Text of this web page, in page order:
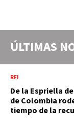
ÚLTIMAS
RFI
De la Espriella
de Colombia
tiempo de la